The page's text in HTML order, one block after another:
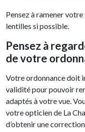
Pensez à ramener
lentilles si possible.
Pensez à
de votre
Votre ordonnance doit
validité pour pouvoir
adaptés à votre vue.
votre opticien de La
d’obtenir une